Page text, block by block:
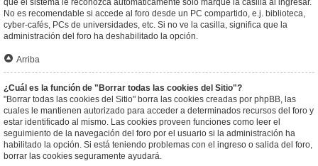
que el sistema le reconozca automáticamente solo marque la casilla al ingresar.
No es recomendable si accede al foro desde un PC compartido, e.j. biblioteca,
cyber-cafés, PCs de universidades, etc. Si no ve la casilla, significa que la
administración del foro ha deshabilitado la opción.
Arriba
¿Cuál es la función de "Borrar todas las cookies del Sitio"?
"Borrar todas las cookies del Sitio" borra las cookies creadas por phpBB, las
cuales le mantienen autorizado para acceder a determinados recursos del foro y
estar identificado al mismo. Las cookies proveen funciones como leer el
seguimiento de la navegación del foro por el usuario si la administración ha
habilitado la opción. Si está teniendo problemas con el ingreso o salida del foro,
borrar las cookies seguramente ayudará.